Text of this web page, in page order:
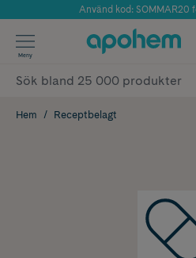
Använd kod: SOMMAR20
✓ Fri frakt
✓ Poäng på
Meny
Hem Receptbelagt